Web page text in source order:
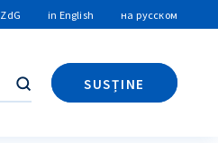
in English на русском
Caută
SUSȚINE
Caută